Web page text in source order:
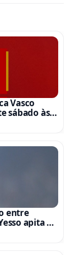
Vasco
sábado às
entre
apita e